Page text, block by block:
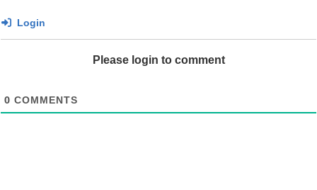
Login
Please login to comment
0 COMMENTS